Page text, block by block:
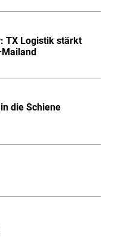
TX Logistik stärkt
die Schiene